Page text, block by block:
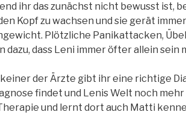
ihr das zunächst nicht bewusst ist,
Kopf zu wachsen und sie gerät
Plötzliche Panikattacken,
dazu, dass Leni immer öfter allein sein
keiner der Ärzte gibt ihr eine richtige
findet und Lenis Welt noch
und lernt dort auch Matti